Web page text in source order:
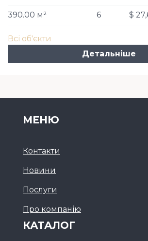
390.00 м² 6 $
Всі об'єкти
Детальніше
МЕНЮ
Контакти
Новини
Послуги
Про компанію
КАТАЛОГ